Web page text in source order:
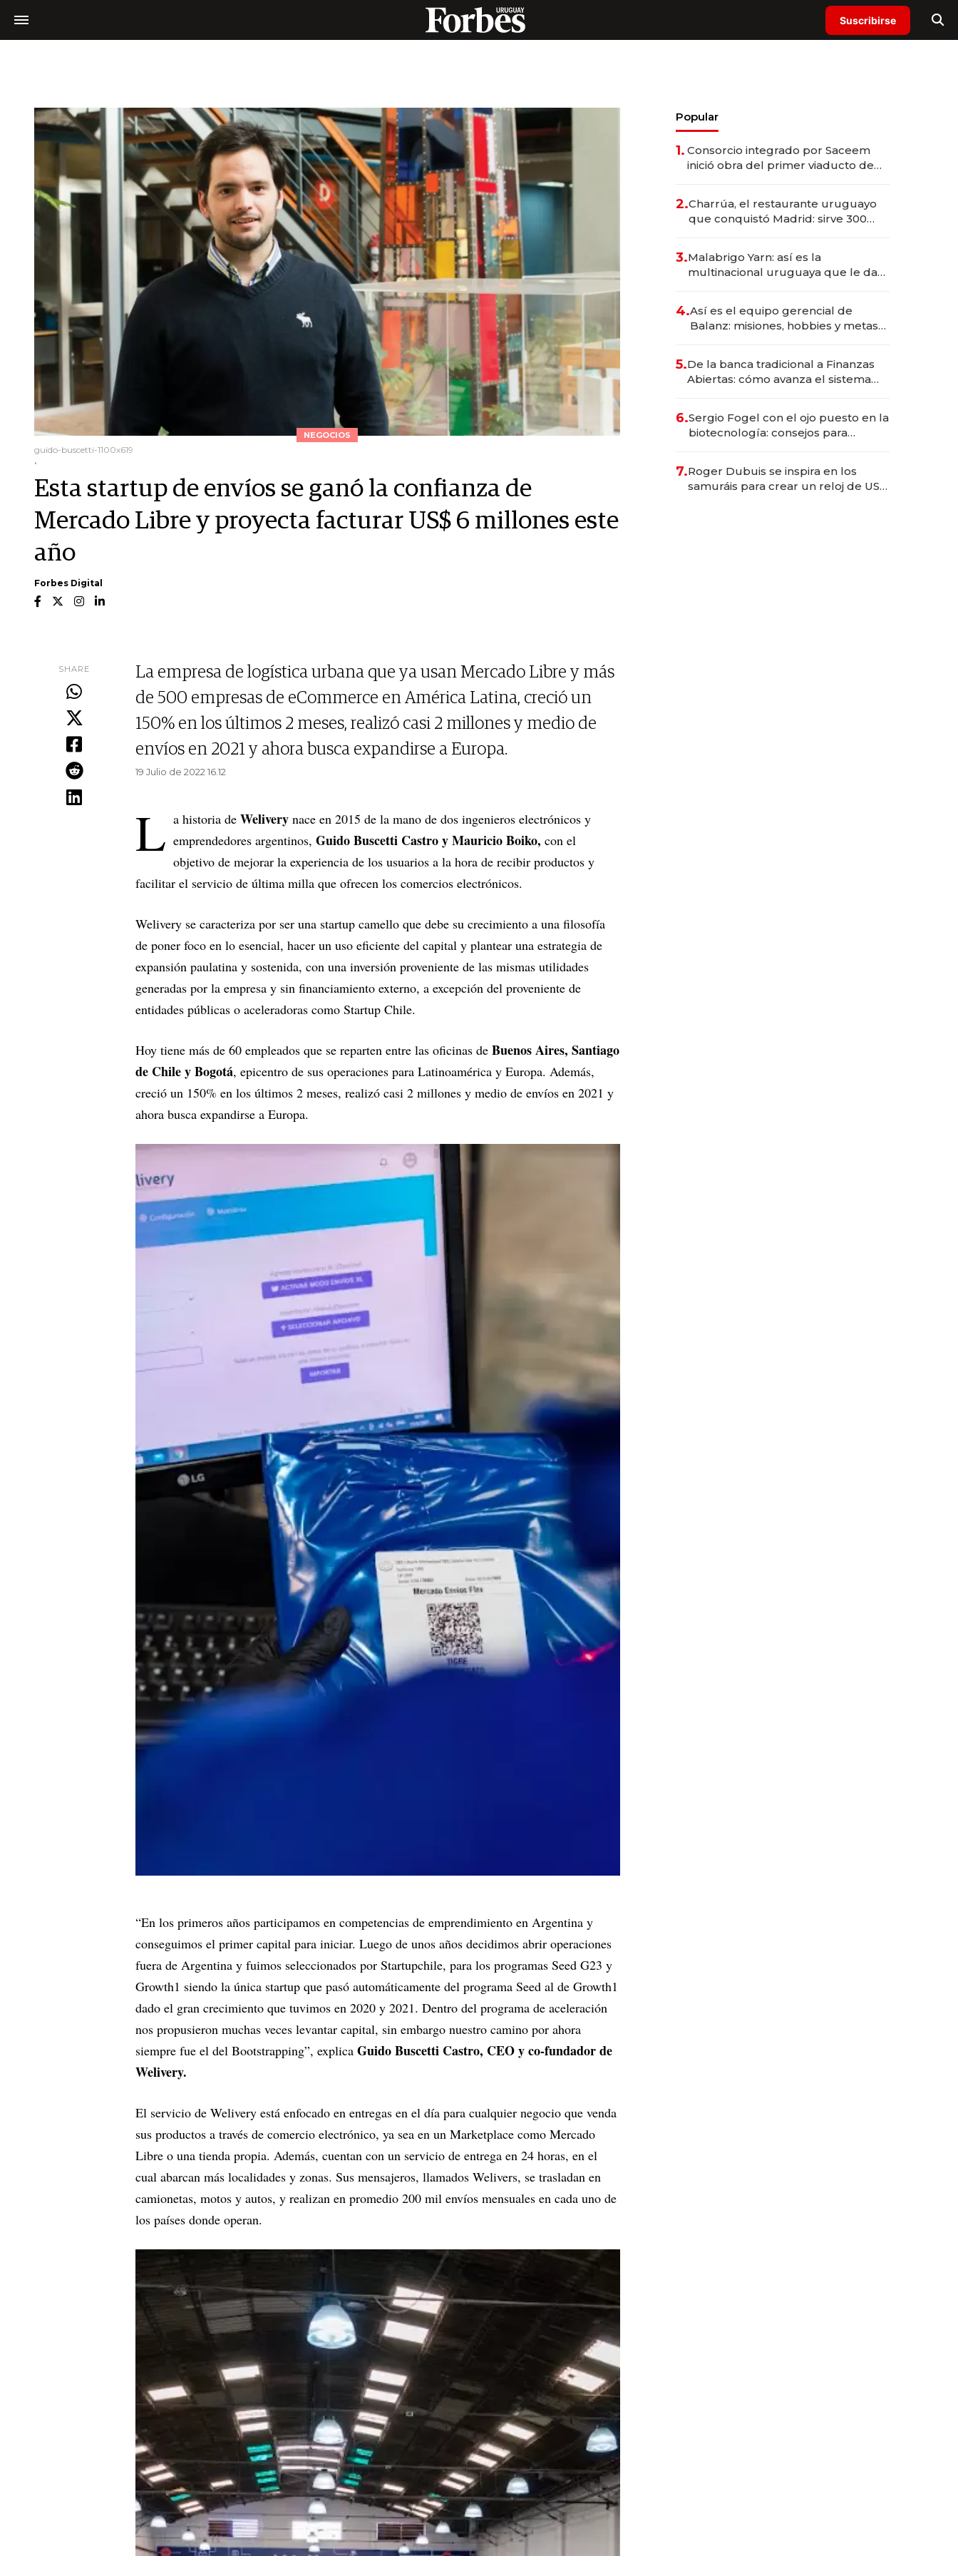
Suscribirse
NEGOCIOS
guido-buscetti-1100x619
.
Esta startup de envíos se ganó la confianza de
Mercado Libre y proyecta facturar US$ 6 millones este
año
Forbes Digital
SHARE
La empresa de logística urbana que ya usan Mercado Libre y más
de 500 empresas de eCommerce en América Latina, creció un
150% en los últimos 2 meses, realizó casi 2 millones y medio de
envíos en 2021 y ahora busca expandirse a Europa.
19 Julio de 2022 16.12
L a historia de Welivery nace en 2015 de la mano de dos ingenieros electrónicos y
emprendedores argentinos, Guido Buscetti Castro y Mauricio Boiko, con el
objetivo de mejorar la experiencia de los usuarios a la hora de recibir productos y
facilitar el servicio de última milla que ofrecen los comercios electrónicos.
Welivery se caracteriza por ser una startup camello que debe su crecimiento a una filosofía
de poner foco en lo esencial, hacer un uso eficiente del capital y plantear una estrategia de
expansión paulatina y sostenida, con una inversión proveniente de las mismas utilidades
generadas por la empresa y sin financiamiento externo, a excepción del proveniente de
entidades públicas o aceleradoras como Startup Chile.
Hoy tiene más de 60 empleados que se reparten entre las oficinas de Buenos Aires, Santiago
de Chile y Bogotá, epicentro de sus operaciones para Latinoamérica y Europa. Además,
creció un 150% en los últimos 2 meses, realizó casi 2 millones y medio de envíos en 2021 y
ahora busca expandirse a Europa.
“En los primeros años participamos en competencias de emprendimiento en Argentina y
conseguimos el primer capital para iniciar. Luego de unos años decidimos abrir operaciones
fuera de Argentina y fuimos seleccionados por Startupchile, para los programas Seed G23 y
Growth1 siendo la única startup que pasó automáticamente del programa Seed al de Growth1
dado el gran crecimiento que tuvimos en 2020 y 2021. Dentro del programa de aceleración
nos propusieron muchas veces levantar capital, sin embargo nuestro camino por ahora
siempre fue el del Bootstrapping”, explica Guido Buscetti Castro, CEO y co-fundador de
Welivery.
El servicio de Welivery está enfocado en entregas en el día para cualquier negocio que venda
sus productos a través de comercio electrónico, ya sea en un Marketplace como Mercado
Libre o una tienda propia. Además, cuentan con un servicio de entrega en 24 horas, en el
cual abarcan más localidades y zonas. Sus mensajeros, llamados Welivers, se trasladan en
camionetas, motos y autos, y realizan en promedio 200 mil envíos mensuales en cada uno de
los países donde operan.
Popular
1. Consorcio integrado por Saceem
inició obra del primer viaducto de
millones
2.Charrúa, el restaurante uruguayo
que conquistó Madrid: sirve 300
prepara apertura
3.Malabrigo Yarn: así es la
multinacional uruguaya que le da
4.Así es el equipo gerencial de
Balanz: misiones, hobbies y metas
5.De la banca tradicional a Finanzas
Abiertas: cómo avanza el sistema
6.Sergio Fogel con el ojo puesto en la
biotecnología: consejos para
7.Roger Dubuis se inspira en los
samuráis para crear un reloj de US$